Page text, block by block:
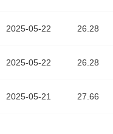
2025-05-22
2025-05-22
2025-05-21
26.28
26.28
27.66